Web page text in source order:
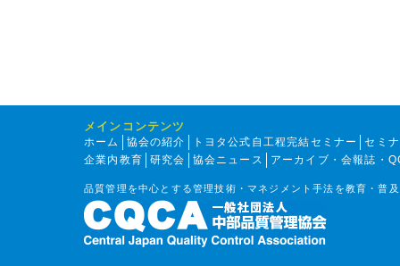
メインコンテンツ
ホーム 協会の紹介 トヨタ公式自工程完結セミナー
セミ
企業内教育
研究会 協会ニュース アーカイブ・会報誌・
品質管理を中心とする管理技術・マネジメント手法を教育・普